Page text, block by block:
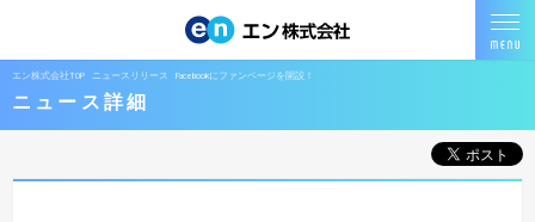
エン株式会社TOP ニュースリリース Facebookにファンページを開設！
ニュース詳細